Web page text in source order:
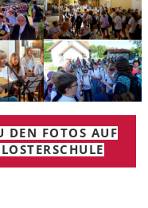
DEN FOTOS AUF